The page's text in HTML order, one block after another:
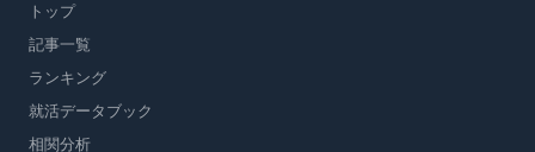
トップ
記事一覧
ランキング
就活データブック
相関分析